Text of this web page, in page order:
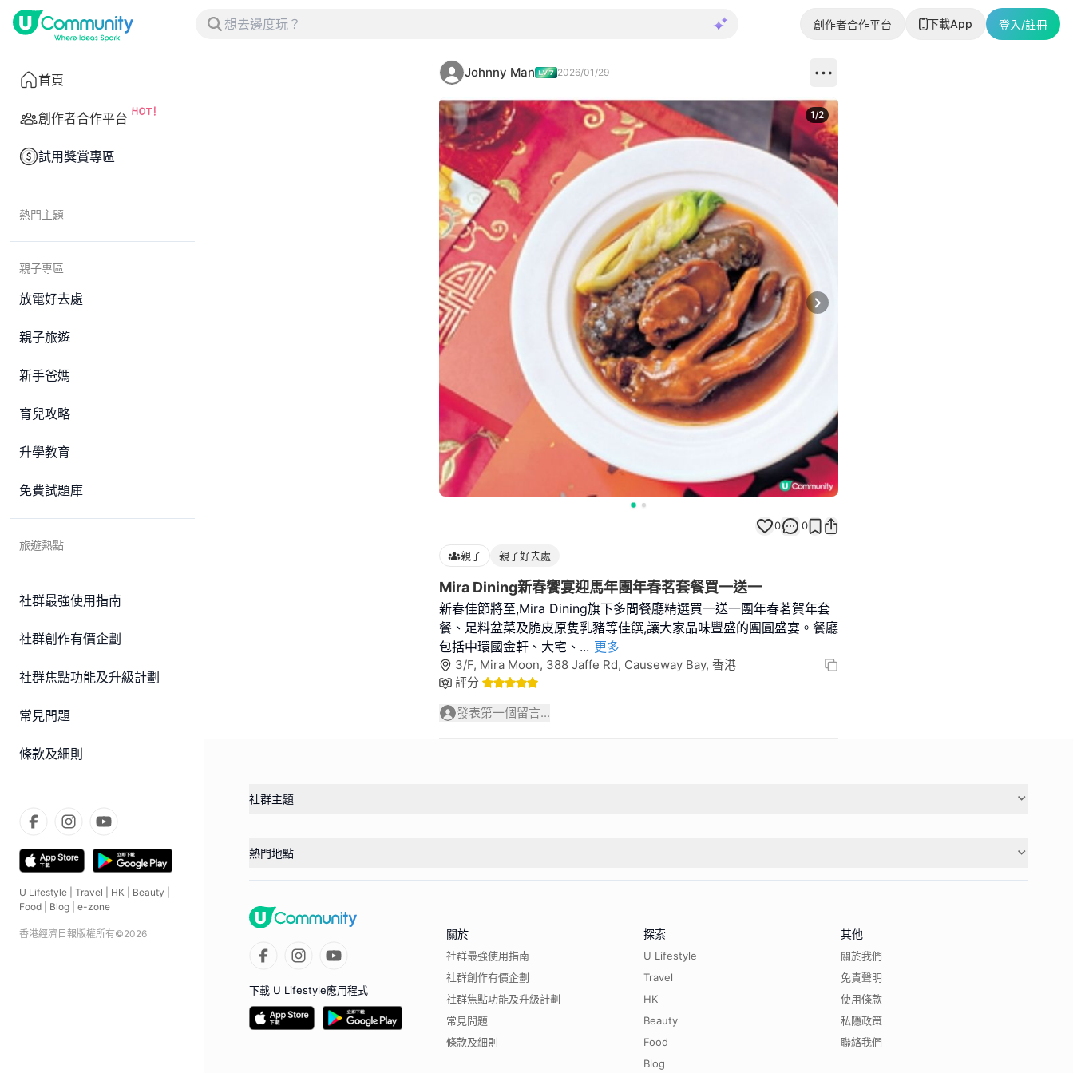
創作者合作平台 下載App 登入/註冊
首頁
創作者合作平台
試用獎賞專區
熱門主題
親子專區
放電好去處
親子旅遊
新手爸媽
育兒攻略
升學教育
免費試題庫
旅遊熱點
社群最強使用指南
社群創作有價企劃
社群焦點功能及升級計劃
常見問題
條款及細則
U Lifestyle Travel HK Beauty
Food
Blog e-zone
香港經濟日報版權所有©2026
Johnny Man 2026/01/29
Next slide
1/2
0 0
親子 親子好去處
Mira Dining新春饗宴迎馬年團年春茗套餐買一送一
新春佳節將至,Mira Dining旗下多間餐廳精選買一送一團年春茗賀年套
餐、足料盆菜及脆皮原隻乳豬等佳饌,讓大家品味豐盛的團圓盛宴。餐廳
包括中環國金軒、大宅、 ... 更多
3/F, Mira Moon, 388 Jaffe Rd, Causeway Bay, 香港
評分
發表第一個留言...
社群主題
熱門地點
下載 U Lifestyle應用程式
關於
社群最強使用指南
社群創作有價企劃
社群焦點功能及升級計劃
常見問題
條款及細則
探索
U Lifestyle
Travel
HK
Beauty
Food
Blog
其他
關於我們
免責聲明
使用條款
私隱政策
聯絡我們